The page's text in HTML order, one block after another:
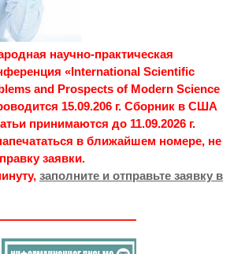
научно-практическая
«International Scientific
and Prospects of Modern Science
15.09.206 г. Сборник в США
принимаются до 11.09.2026 г.
в ближайшем номере, не
заявки.
заполните и отправьте заявку в